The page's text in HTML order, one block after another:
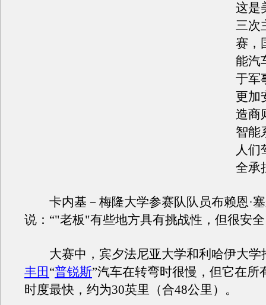
这是
三次
赛，
能汽
于军
更加
造商
智能
人们
全承
卡内基－梅隆大学参赛队队员布赖恩·
说：“"老板"有些地方具有挑战性，但很安
大赛中，宾夕法尼亚大学和利哈伊大学
丰田 “普锐斯”汽车在转弯时很慢，但它在所
时度最快，约为30英里（合48公里）。